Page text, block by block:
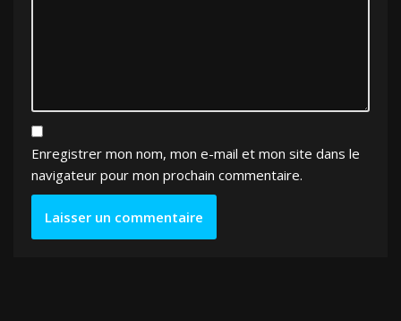
Enregistrer mon nom, mon e-mail et mon site dans le
navigateur pour mon prochain commentaire.